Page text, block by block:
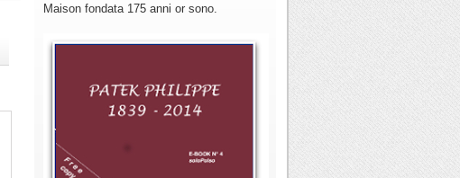
Maison fondata 175 anni or sono.